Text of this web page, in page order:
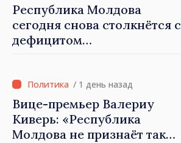
Республика Молдова
сегодня снова столкнётся с
дефицитом
/ 1 день назад
Вице-премьер Валериу
Киверь: «Республика
Молдова не признаёт так